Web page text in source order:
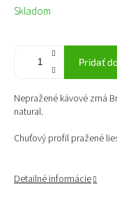
Jednotková
cena:
Skladom
Pridať
Nepražené kávové zrná
natural.
Chuťový profil pražené
Detailné informácie